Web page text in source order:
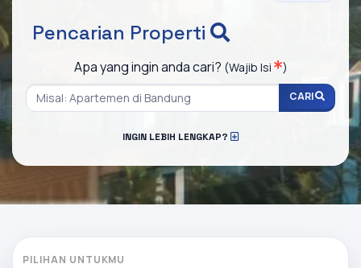
Pencarian Properti
Apa yang ingin anda cari? (Wajib Isi )
CARI
INGIN LEBIH LENGKAP?
PILIHAN UNTUKMU